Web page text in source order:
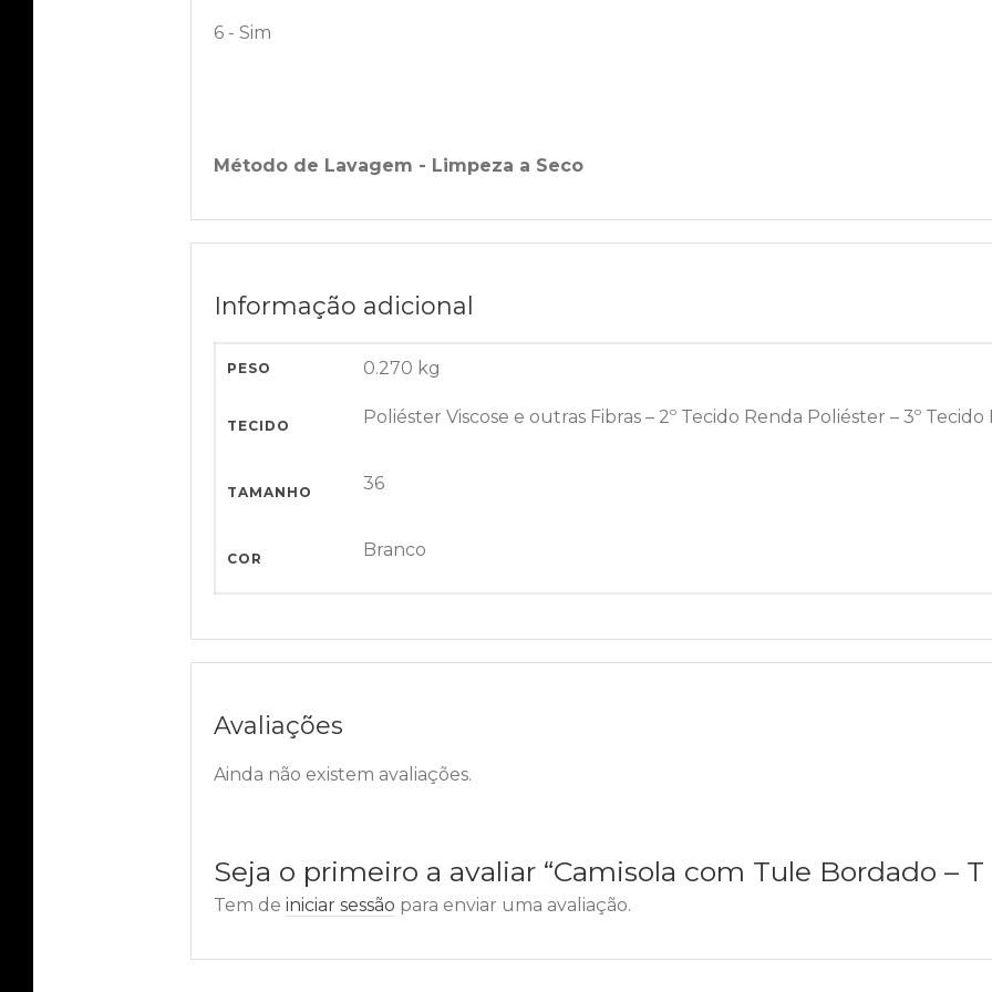
6 - Sim
Método de Lavagem - Limpeza a Seco
Informação adicional
PESO 0.270 kg
TECIDO Poliéster Viscose e outras Fibras – 2º Tecido Renda Poliéster – 3º
TAMANHO 36
COR Branco
Avaliações
Ainda não existem avaliações.
Seja o primeiro a avaliar “Camisola com Tule Bordado – T
Tem de iniciar sessão para enviar uma avaliação.